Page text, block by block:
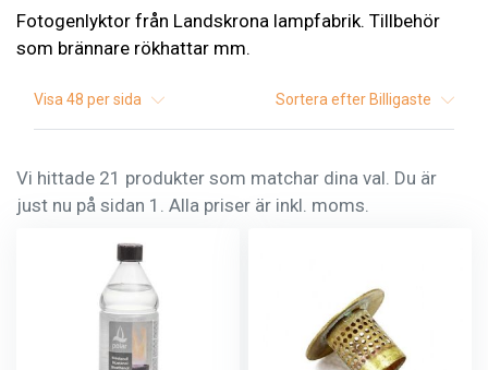
Fotogenlyktor från Landskrona lampfabrik. Tillbehör
som brännare rökhattar mm.
Visa48 per sida Sortera efter Billigaste
Vi hittade 21 produkter som matchar dina val. Du är
just nu på sidan 1. Alla priser är inkl. moms.